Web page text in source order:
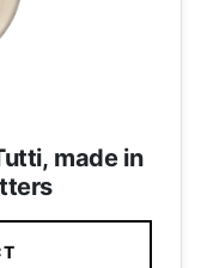
made in